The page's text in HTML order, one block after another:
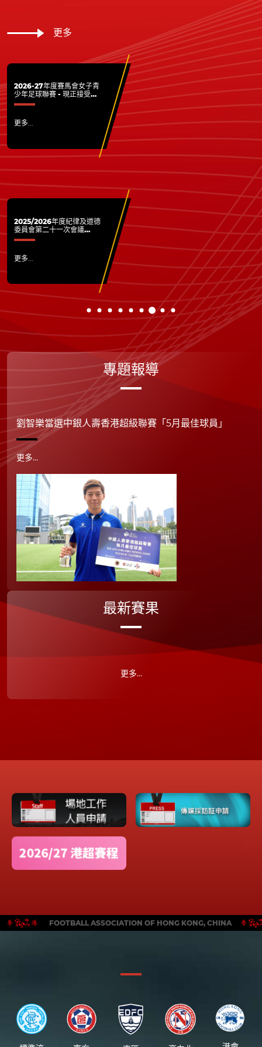
更多
2026-27年度賽馬會女子青
少年足球聯賽 - 現正接受各
屬會報名
更多...
2025/2026年度紀律及道德
委員會第二十一次會議
(20260706)
更多...
專題報導
劉智樂當選中銀人壽香港超級聯賽「5月最佳球員」
更多...
最新賽果
更多...
FOOTBALL ASSOCIATION OF HONG KONG, CHINA